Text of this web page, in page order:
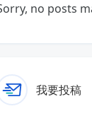
no posts
我要投稿